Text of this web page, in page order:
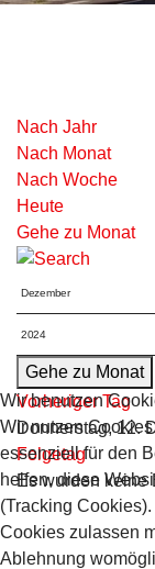
Nach Jahr
Nach Monat
Nach Woche
Heute
Gehe zu Monat
Gehe zu Monat
Vorheriger Tag
Donnerstag, 12.
Folgetag
Es wurden keine
Wir benutzen
Wir nutzen
essenziell für den
helfen, diese
(Tracking
Cookies zulassen
Ablehnung